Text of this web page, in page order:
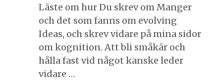
Läste om hur Du skrev om Manger
och det som fanns om evolving
Ideas, och skrev vidare på mina sidor
om kognition. Att bli småkär och
hålla fast vid något kanske leder
vidare …